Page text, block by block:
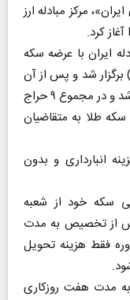
مرکز مبادله ارز
کرد.
ایران با عرضه سکه
(۱۳ اسفند ماه) برگزار شد و پس از آن
هشت حراج دیگر نیز تا ۲۷ اسفندماه برگزار شد و در مجموع ۹ حراج
و ۵۲۴ قطعه انواع سکه طلا به متقاضیان
انبارداری و بدون
سکه خود از شعبه
از تخصیص به مدت
فقط هزینه تحویل
مدت هفت روزکاری